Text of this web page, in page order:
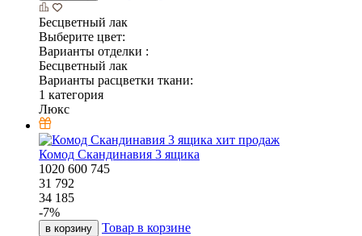
Бесцветный лак
Выберите цвет:
Варианты отделки :
Бесцветный лак
Варианты расцветки ткани:
1 категория
Люкс
хит продаж
Комод Скандинавия 3 ящика
1020 600 745
31 792
34 185
-7%
в корзину Товар в корзине